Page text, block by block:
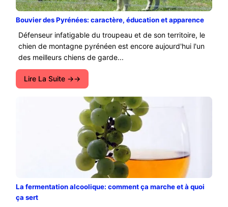
Bouvier des Pyrénées: caractère, éducation et apparence
Défenseur infatigable du troupeau et de son territoire, le
chien de montagne pyrénéen est encore aujourd'hui l'un
des meilleurs chiens de garde...
Lire La Suite →
La fermentation alcoolique: comment ça marche et à quoi
ça sert